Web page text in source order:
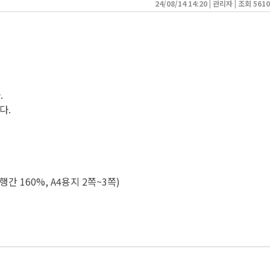
24/08/14 14:20 관리자 조회 5610
.
간 160%, A4용지 2쪽~3쪽)